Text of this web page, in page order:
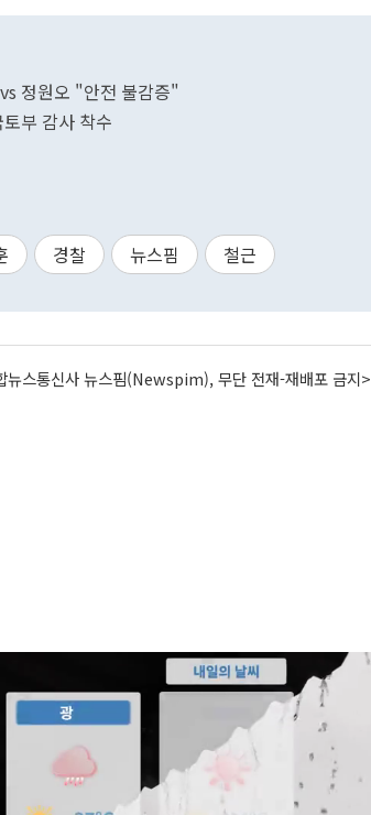
정원오 "안전 불감증"
부 감사 착수
경찰 뉴스핌 철근
뉴스통신사 뉴스핌(Newspim), 무단 전재-재배포 금지>